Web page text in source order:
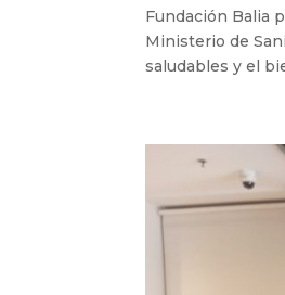
Fundación Balia
Ministerio de
saludables y el